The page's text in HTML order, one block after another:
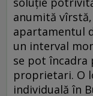
anumită
apartamentul
un interval
se pot încadra
proprietari. O
individuală în